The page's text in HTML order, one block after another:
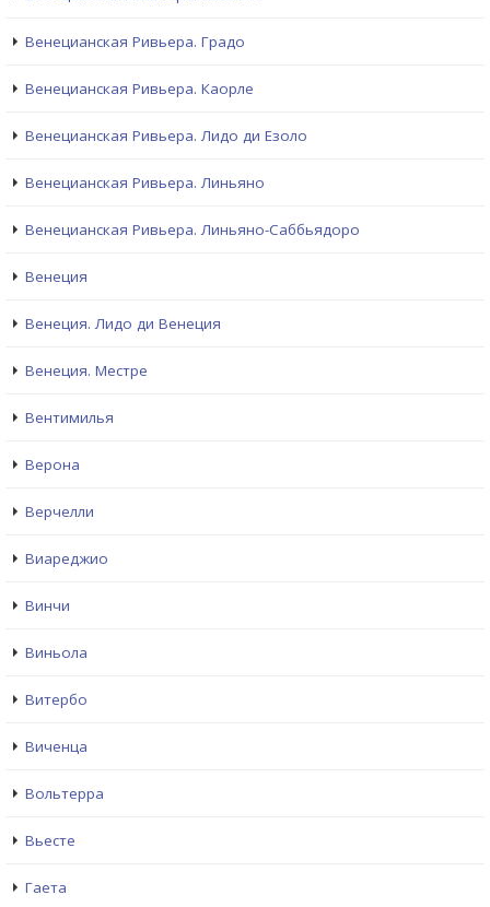
Венецианская Ривьера. Градо
Венецианская Ривьера. Каорле
Венецианская Ривьера. Лидо ди Езоло
Венецианская Ривьера. Линьяно
Венецианская Ривьера. Линьяно-Саббьядоро
Венеция
Венеция. Лидо ди Венеция
Венеция. Местре
Вентимилья
Верона
Верчелли
Виареджио
Винчи
Виньола
Витербо
Виченца
Вольтерра
Вьесте
Гаета